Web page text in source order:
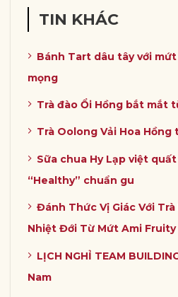
TIN KHÁC
Bánh Tart dâu tây với
mọng
Trà đào Ổi Hồng bắt mắt
Trà Oolong Vải Hoa
Sữa chua Hy Lạp việt
“Healthy” chuẩn gu
Đánh Thức Vị Giác Với
Nhiệt Đới Từ Mứt Ami Fruity
LỊCH NGHỈ TEAM
Nam